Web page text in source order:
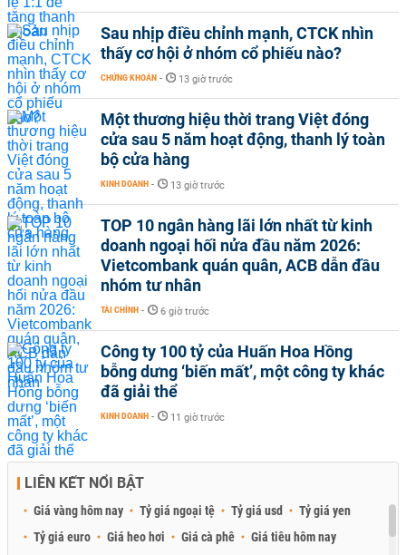
Sau nhịp điều chỉnh mạnh, CTCK nhìn
thấy cơ hội ở nhóm cổ phiếu nào?
CHỨNG KHOÁN - 13 giờ trước
Một thương hiệu thời trang Việt đóng
cửa sau 5 năm hoạt động, thanh lý toàn
bộ cửa hàng
KINH DOANH - 13 giờ trước
TOP 10 ngân hàng lãi lớn nhất từ kinh
doanh ngoại hối nửa đầu năm 2026:
Vietcombank quán quân, ACB dẫn đầu
nhóm tư nhân
TÀI CHÍNH - 6 giờ trước
Công ty 100 tỷ của Huấn Hoa Hồng
bỗng dưng ‘biến mất’, một công ty khác
đã giải thể
KINH DOANH - 11 giờ trước
LIÊN KẾT NỔI BẬT
Giá vàng hôm nay Tỷ giá ngoại tệ Tỷ giá usd
Tỷ giá yen
Tỷ giá euro
Giá heo hơi Giá cà phê Giá tiêu hôm nay